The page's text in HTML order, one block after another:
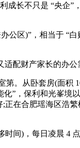
成长不只是 “央企”
区)”，相当于 “白
配财产家长的办公
。从卧套房(面积
”，保利和光峯境
正在合肥瑶海区浩
间)，每日凌晨 4